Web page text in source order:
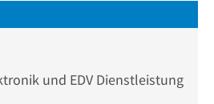
und EDV Dienstleistung